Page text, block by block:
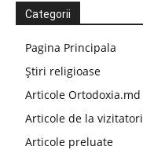
Categorii
Pagina Principala
Știri religioase
Articole Ortodoxia.md
Articole de la vizitatori
Articole preluate